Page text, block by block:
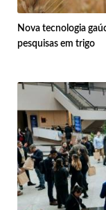
Nova tecnologia
pesquisas em trigo